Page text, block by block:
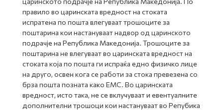
правило во царинската вредност на стоката
испратена по пошта влегуваат трошоците за
поштарина кои настануваат надвор од царинското
подрачје на Република Македонија. Трошоците за
поштарина не влегуваат во царинската вредност на
стоката која по пошта ги испраќа едно физичко лице
на друго, освен кога се работи за стока превезена со
брза пошта позната како ЕМС. Во царинската
вредност, исто така, не се вклучуваат и евентуалните
дополнителни трошоци кои настануваат во Репубика